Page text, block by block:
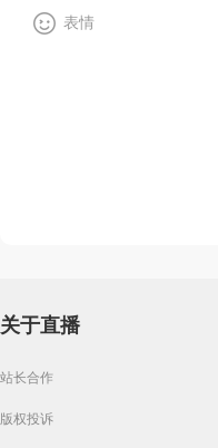
表情
关于直播
站长合作
版权投诉